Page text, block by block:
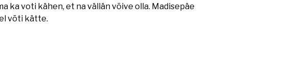
ka voti kähen, et na vällän võive olla. Madisepäe
võti kätte.